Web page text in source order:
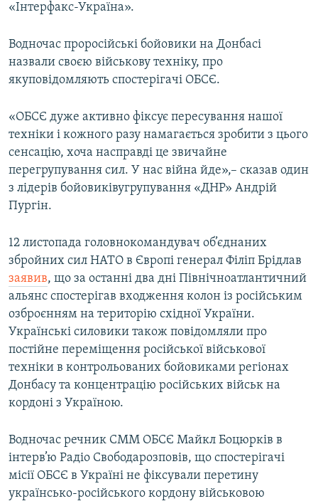
«Інтерфакс-Україна».
Водночас проросійські бойовики на Донбасі
назвали своєю військову техніку, про
якуповідомляють спостерігачі ОБСЄ.
«ОБСЄ дуже активно фіксує пересування нашої
техніки і кожного разу намагається зробити з цього
сенсацію, хоча насправді це звичайне
перегрупування сил. У нас війна йде»,– сказав один
з лідерів бойовиківугрупування «ДНР» Андрій
Пургін.
12 листопада головнокомандувач об’єднаних
збройних сил НАТО в Європі генерал Філіп Брідлав
заявив, що за останні два дні Північноатлантичний
альянс спостерігав входження колон із російським
озброєнням на територію східної України.
Українські силовики також повідомляли про
постійне переміщення російської військової
техніки в контрольованих бойовиками регіонах
Донбасу та концентрацію російських військ на
кордоні з Україною.
Водночас речник СММ ОБСЄ Майкл Боцюрків в
інтерв’ю Радіо Свободарозповів, що спостерігачі
місії ОБСЄ в Україні не фіксували перетину
українсько-російського кордону військовою